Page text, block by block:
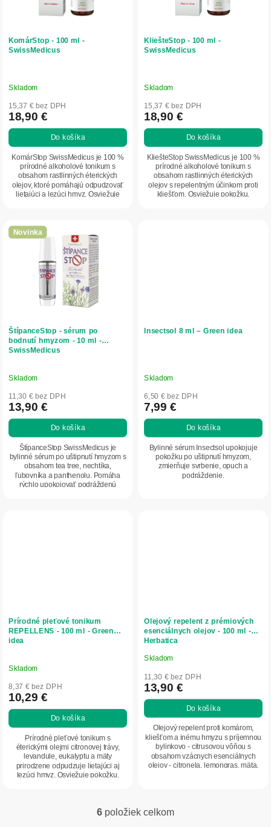
d
u
o
v
KomárStop - 100 ml -
SwissMedicus
Skladom
15,37 € bez DPH
18,90 €
Do košíka
KomárStop SwissMedicus je 100 %
prírodné alkoholové tonikum s
obsahom rastlinných éterických
olejov, ktoré pomáhajú odpudzovať
lietajúci a lezúci hmyz. Osviežuje
KliešteStop - 100 ml -
SwissMedicus
Skladom
15,37 € bez DPH
18,90 €
Do košíka
KliešteStop SwissMedicus je 100 %
prírodné alkoholové tonikum s
obsahom rastlinných éterických
olejov s repelentným účinkom proti
kliešťom. Osviežuje pokožku,
Novinka
ŠtípanceStop - sérum po
bodnutí hmyzom - 10 ml -
SwissMedicus
Skladom
11,30 € bez DPH
13,90 €
Do košíka
ŠtípanceStop SwissMedicus je
bylinné sérum po uštipnutí hmyzom s
obsahom tea tree, nechtíka,
ľubovníka a panthenolu. Pomáha
rýchlo upokojovať podráždenú
Insectsol 8 ml – Green idea
Skladom
6,50 € bez DPH
7,99 €
Do košíka
Bylinné sérum Insectsol upokojuje
pokožku po uštipnutí hmyzom,
zmierňuje svrbenie, opuch a
podráždenie.
Prírodné pleťové tonikum
REPELLENS - 100 ml - Green
idea
Skladom
8,37 € bez DPH
10,29 €
Do košíka
Prírodné pleťové tonikum s
éterickými olejmi citronovej trávy,
levandule, eukalyptu a mäty
prirodzene odpudzuje lietajúci aj
lezúci hmyz. Osviežuje pokožku,
Olejový repelent z prémiových
esenciálnych olejov - 100 ml -
Herbatica
Priemerné
hodnotenie
produktu
je
5,0
5
hviezdičiek.
Skladom
11,30 € bez DPH
13,90 €
Do košíka
Olejový repelent proti komárom,
kliešťom a inému hmyzu s príjemnou
bylinkovo - citrusovou vôňou s
obsahom vzácnych esenciálnych
olejov - citronela, lemongras, mäta,
O
6 položiek celkom